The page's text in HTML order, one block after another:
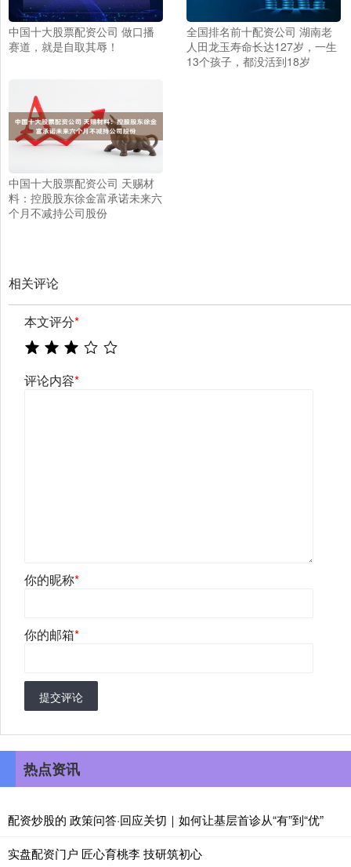
中国十大股票配资公司 做口播
赛道，就是自取其辱！
全国排名前十配资公司 湖南老
人田龙玉寿命长达127岁，一生
13个孩子，都没活到18岁
中国十大股票配资公司 天赐材
料：控股股东徐金富承诺未来六
个月不减持公司股份
相关评论
本文评分*
评论内容*
你的昵称*
你的邮箱*
提交评论
热点资讯
配资炒股的 政策问答·回应关切｜如何让基层首诊从“有”到“优”
实盘配资门户 匠心育桃李 技研筑初心